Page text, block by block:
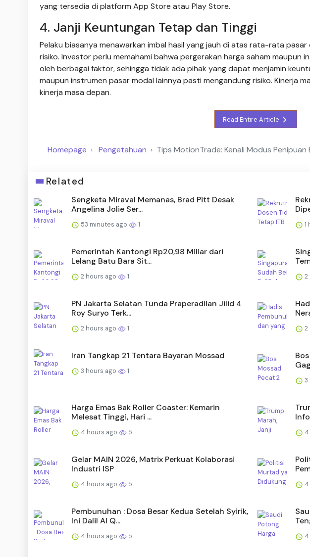
yang tersedia di platform App Store atau Play Store.
4. Janji Keuntungan Tetap dan Tinggi
Pelaku biasanya menawarkan imbal hasil yang jauh di atas rata-rata
risiko. Investor perlu memahami bahwa pergerakan harga saham maupun
oleh berbagai faktor, sehingga tidak ada pihak yang dapat menjamin
maupun instrumen pasar modal lainnya pasti mengandung risiko. Kinerja
kinerja masa depan.
Read Entire Article
Homepage Pengetahuan Tips MotionTrade: Kenali Modus
Related
Sengketa Miraval Memanas, Brad Pitt Desak
Angelina Jolie Ser...
53 minutes ago 1 1
Pemerintah Kantongi Rp20,98 Miliar dari
Lelang Batu Bara Sit...
2 hours ago 1 2
PN Jakarta Selatan Tunda Praperadilan Jilid 4
Roy Suryo Terk...
2 hours ago 1 2
Iran Tangkap 21 Tentara Bayaran Mossad
3 hours ago 1
3
Harga Emas Bak Roller Coaster: Kemarin
Melesat Tinggi, Hari ...
4 hours ago 5
Gelar MAIN 2026, Matrix Perkuat Kolaborasi
Industri ISP
4 hours ago 5
Pembunuhan : Dosa Besar Kedua Setelah Syirik,
Ini Dalil Al Q...
4 hours ago 5